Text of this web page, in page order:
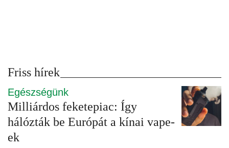
Friss hírek
Egészségünk
Milliárdos feketepiac: Így
hálózták be Európát a kínai vape-
ek